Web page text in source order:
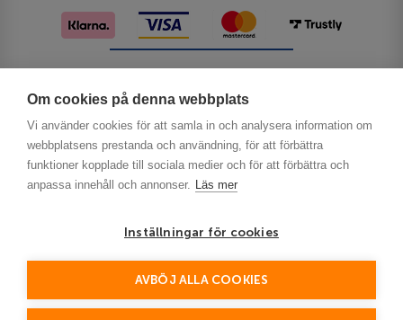
Om cookies på denna webbplats
Vi använder cookies för att samla in och analysera information om
webbplatsens prestanda och användning, för att förbättra
funktioner kopplade till sociala medier och för att förbättra och
anpassa innehåll och annonser. Läs mer
Inställningar för cookies
AVBÖJ ALLA COOKIES
This site is protected by reCAPTCHA and the Google
Policy and Terms of Service apply.